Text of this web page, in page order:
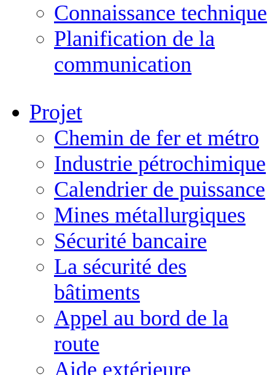
Connaissance technique
Planification de la
communication
Projet
Chemin de fer et métro
Industrie pétrochimique
Calendrier de puissance
Mines métallurgiques
Sécurité bancaire
La sécurité des
bâtiments
Appel au bord de la
route
Aide extérieure